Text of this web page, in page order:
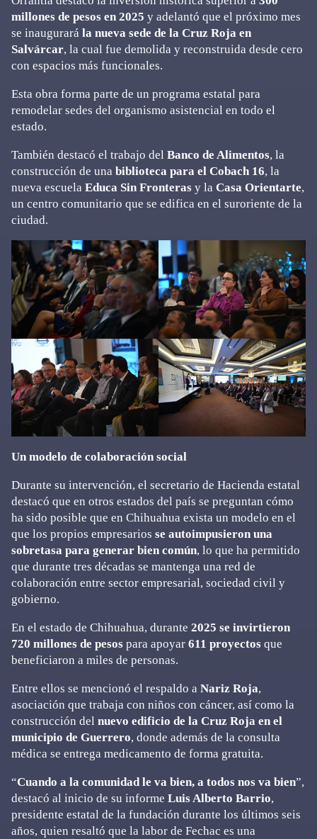
millones de pesos en 2025 y adelantó que el próximo mes
se inaugurará la nueva sede de la Cruz Roja en
Salvárcar, la cual fue demolida y reconstruida desde cero
con espacios más funcionales.
Esta obra forma parte de un programa estatal para
remodelar sedes del organismo asistencial en todo el
estado.
También destacó el trabajo del Banco de Alimentos, la
construcción de una biblioteca para el Cobach 16, la
nueva escuela Educa Sin Fronteras y la Casa Orientarte,
un centro comunitario que se edifica en el suroriente de la
ciudad.
Un modelo de colaboración social
Durante su intervención, el secretario de Hacienda estatal
destacó que en otros estados del país se preguntan cómo
ha sido posible que en Chihuahua exista un modelo en el
que los propios empresarios se autoimpusieron una
sobretasa para generar bien común, lo que ha permitido
que durante tres décadas se mantenga una red de
colaboración entre sector empresarial, sociedad civil y
gobierno.
En el estado de Chihuahua, durante 2025 se invirtieron
720 millones de pesos para apoyar 611 proyectos que
beneficiaron a miles de personas.
Entre ellos se mencionó el respaldo a Nariz Roja,
asociación que trabaja con niños con cáncer, así como la
construcción del nuevo edificio de la Cruz Roja en el
municipio de Guerrero, donde además de la consulta
médica se entrega medicamento de forma gratuita.
“Cuando a la comunidad le va bien, a todos nos va bien”,
destacó al inicio de su informe Luis Alberto Barrio,
presidente estatal de la fundación durante los últimos seis
años, quien resaltó que la labor de Fechac es una